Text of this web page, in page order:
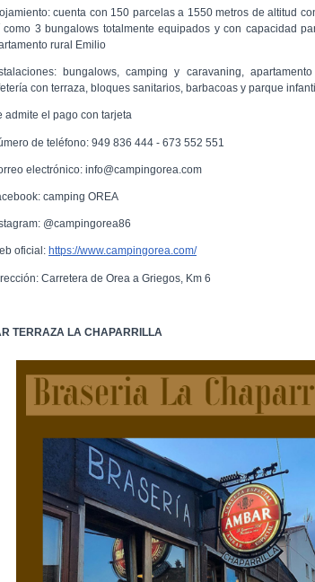
cuenta con 150 parcelas a 1550 metros de altitud
como 3 bungalows totalmente equipados y con capacidad
rural Emilio
bungalows, camping y caravaning,
con terraza, bloques sanitarios, barbacoas y parque infantil
admite el pago con tarjeta
de teléfono: 949 836 444 - 673 552 551
electrónico: info@campingorea.com
camping OREA
@campingorea86
oficial: https://www.campingorea.com/
Carretera de Orea a Griegos, Km 6
TERRAZA LA CHAPARRILLA